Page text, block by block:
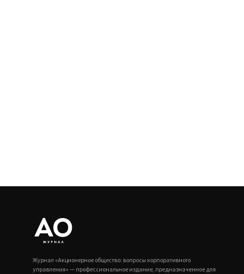
Журнал «Акционерное общество: вопросы корпоративного
управления» — профессиональное издание, предназначенное для